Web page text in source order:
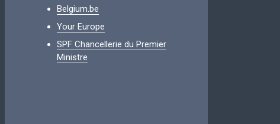
Belgium.be
Your Europe
SPF Chancellerie du Premier
Ministre